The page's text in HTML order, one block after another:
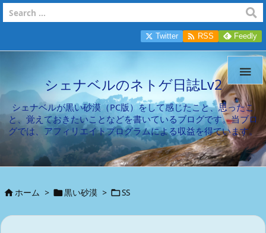
シェナベルのネトゲ日誌Lv2
シェナベルが黒い砂漠（PC版）をして感じたこと、思ったこ
と、覚えておきたいことなどを書いているブログです。当ブロ
グでは、アフィリエイトプログラムによる収益を得ています。

Twitter  RSS Feedly
ホーム > 黒い砂漠 > SS